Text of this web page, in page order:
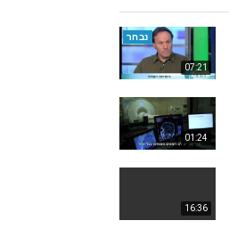
07:21
נבחר
01:24
16:36